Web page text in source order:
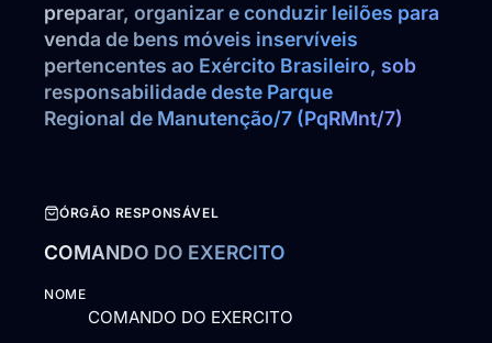
preparar, organizar e conduzir leilões para
venda de bens móveis inservíveis
pertencentes ao Exército Brasileiro, sob
responsabilidade deste Parque
Regional de Manutenção/7 (PqRMnt/7)
ÓRGÃO RESPONSÁVEL
COMANDO DO EXERCITO
NOME
COMANDO DO EXERCITO